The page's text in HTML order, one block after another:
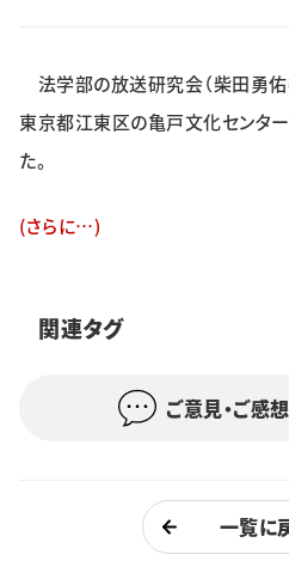
スポーツ
学生社会
学生記者募集
法学部の放送研究会（柴田勇佑
東京都江東区の亀戸文化センタ
た。
(さらに…)
関連タグ
ご意見・ご感
一覧に